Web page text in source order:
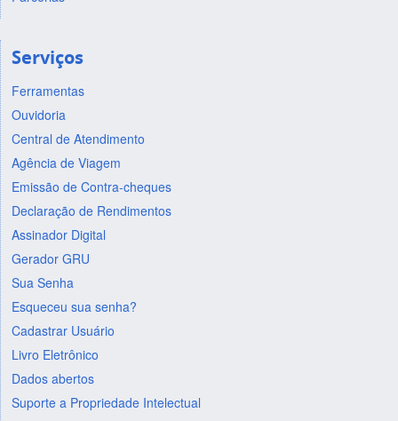
Serviços
Ferramentas
Ouvidoria
Central de Atendimento
Agência de Viagem
Emissão de Contra-cheques
Declaração de Rendimentos
Assinador Digital
Gerador GRU
Sua Senha
Esqueceu sua senha?
Cadastrar Usuário
Livro Eletrônico
Dados abertos
Suporte a Propriedade Intelectual